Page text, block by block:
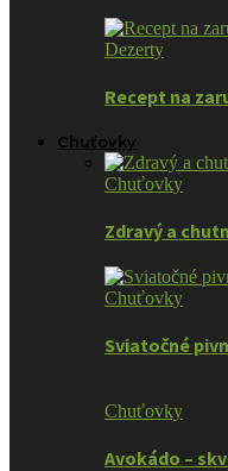
Dezerty
Recept na
Chuťovky
Chuťovky
Zdravý a
Chuťovky
Sviatočné
Chuťovky
Avokádo –